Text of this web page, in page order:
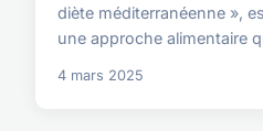
diète méditerranéenne »,
une approche alimentaire
4 mars 2025